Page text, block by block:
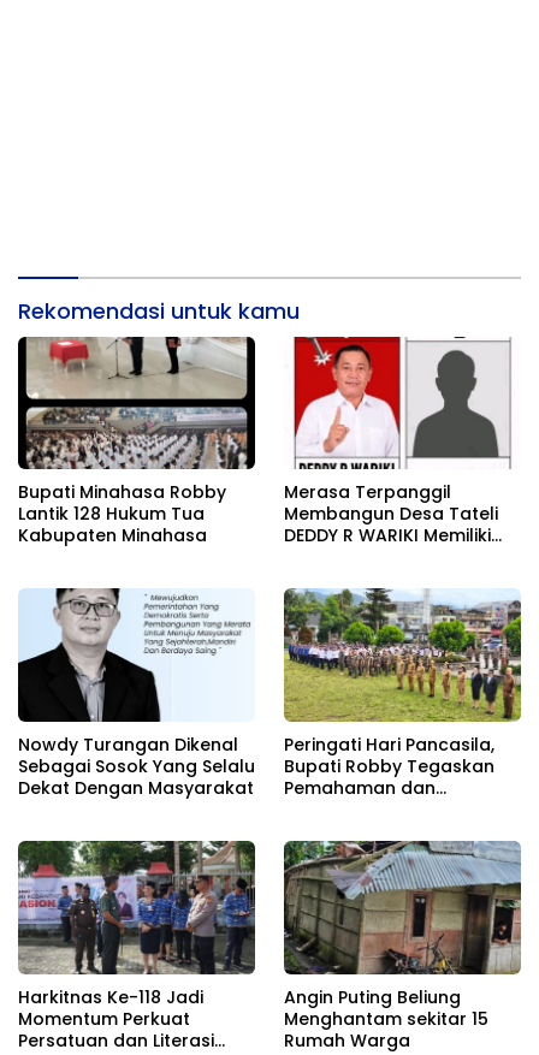
Rekomendasi untuk kamu
Bupati Minahasa Robby
Lantik 128 Hukum Tua
Kabupaten Minahasa
Merasa Terpanggil
Membangun Desa Tateli
DEDDY R WARIKI Memiliki
Nowdy Turangan Dikenal
Sebagai Sosok Yang Selalu
Dekat Dengan Masyarakat
Peringati Hari Pancasila,
Bupati Robby Tegaskan
Pemahaman dan
Harkitnas Ke-118 Jadi
Momentum Perkuat
Persatuan dan Literasi
Angin Puting Beliung
Menghantam sekitar 15
Rumah Warga